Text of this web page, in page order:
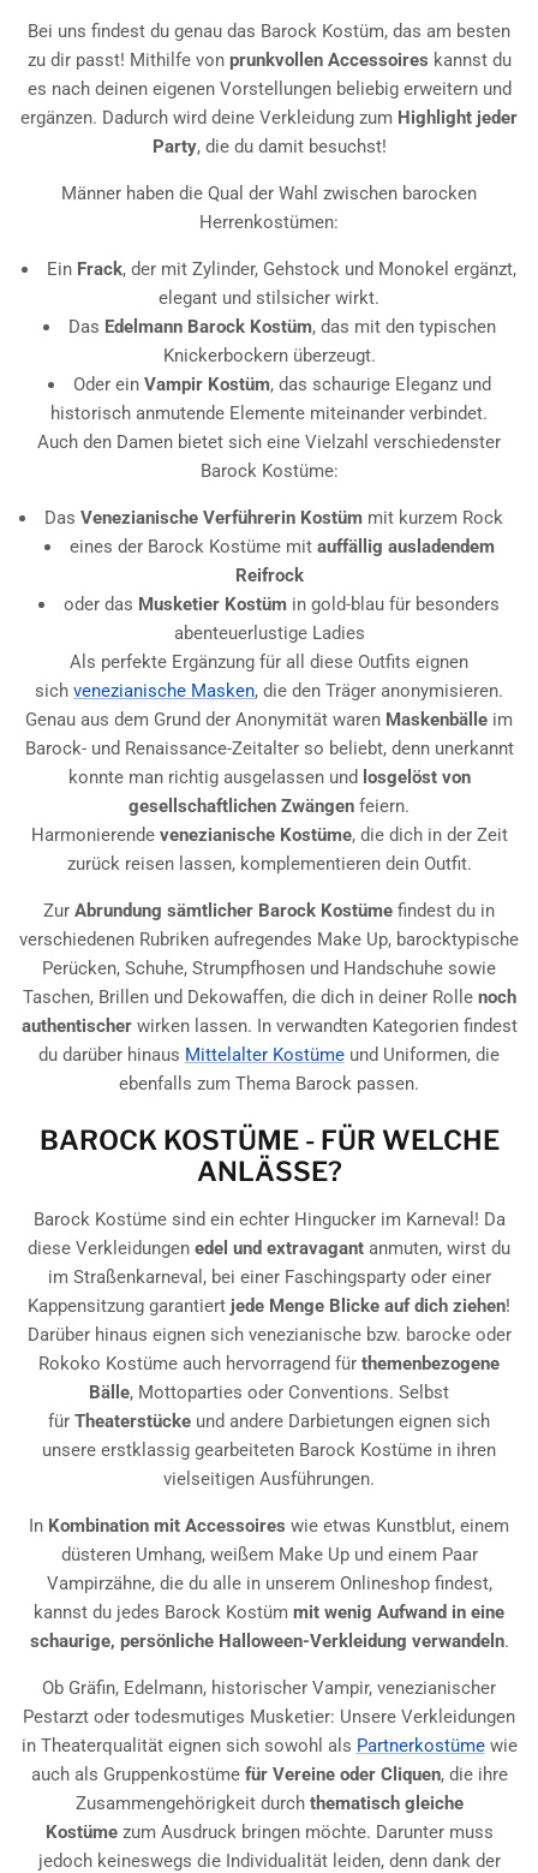
Bei uns findest du genau das Barock Kostüm, das am besten
zu dir passt! Mithilfe von prunkvollen Accessoires kannst du
es nach deinen eigenen Vorstellungen beliebig erweitern und
ergänzen. Dadurch wird deine Verkleidung zum Highlight jeder
Party, die du damit besuchst!
Männer haben die Qual der Wahl zwischen barocken
Herrenkostümen:
Ein Frack, der mit Zylinder, Gehstock und Monokel ergänzt,
elegant und stilsicher wirkt.
Das Edelmann Barock Kostüm, das mit den typischen
Knickerbockern überzeugt.
Oder ein Vampir Kostüm, das schaurige Eleganz und
historisch anmutende Elemente miteinander verbindet.
Auch den Damen bietet sich eine Vielzahl verschiedenster
Barock Kostüme:
Das Venezianische Verführerin Kostüm mit kurzem Rock
eines der Barock Kostüme mit auffällig ausladendem
Reifrock
oder das Musketier Kostüm in gold-blau für besonders
abenteuerlustige Ladies
Als perfekte Ergänzung für all diese Outfits eignen
sich venezianische Masken, die den Träger anonymisieren.
Genau aus dem Grund der Anonymität waren Maskenbälle im
Barock- und Renaissance-Zeitalter so beliebt, denn unerkannt
konnte man richtig ausgelassen und losgelöst von
gesellschaftlichen Zwängen feiern.
Harmonierende venezianische Kostüme, die dich in der Zeit
zurück reisen lassen, komplementieren dein Outfit.
Zur Abrundung sämtlicher Barock Kostüme findest du in
verschiedenen Rubriken aufregendes Make Up, barocktypische
Perücken, Schuhe, Strumpfhosen und Handschuhe sowie
Taschen, Brillen und Dekowaffen, die dich in deiner Rolle noch
authentischerwirken lassen. In verwandten Kategorien findest
du darüber hinaus Mittelalter Kostüme und Uniformen, die
ebenfalls zum Thema Barock passen.
BAROCK KOSTÜME - FÜR WELCHE
ANLÄSSE?
Barock Kostüme sind ein echter Hingucker im Karneval! Da
diese Verkleidungen edel und extravagant anmuten, wirst du
im Straßenkarneval, bei einer Faschingsparty oder einer
Kappensitzung garantiert jede Menge Blicke auf dich ziehen!
Darüber hinaus eignen sich venezianische bzw. barocke oder
Rokoko Kostüme auch hervorragend für themenbezogene
Bälle, Mottoparties oder Conventions. Selbst
für Theaterstücke und andere Darbietungen eignen sich
unsere erstklassig gearbeiteten Barock Kostüme in ihren
vielseitigen Ausführungen.
In Kombination mit Accessoires wie etwas Kunstblut, einem
düsteren Umhang, weißem Make Up und einem Paar
Vampirzähne, die du alle in unserem Onlineshop findest,
kannst du jedes Barock Kostüm mit wenig Aufwand in eine
schaurige, persönliche Halloween-Verkleidung verwandeln.
Ob Gräfin, Edelmann, historischer Vampir, venezianischer
Pestarzt oder todesmutiges Musketier: Unsere Verkleidungen
in Theaterqualität eignen sich sowohl als Partnerkostümewie
auch als Gruppenkostüme für Vereine oder Cliquen, die ihre
Zusammengehörigkeit durch thematisch gleiche
Kostümezum Ausdruck bringen möchte. Darunter muss
jedoch keineswegs die Individualität leiden, denn dank der